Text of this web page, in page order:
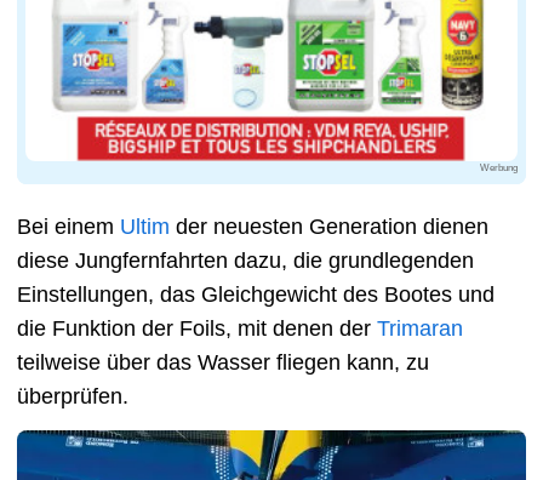
Werbung
Bei einem Ultim der neuesten Generation dienen
diese Jungfernfahrten dazu, die grundlegenden
Einstellungen, das Gleichgewicht des Bootes und
die Funktion der Foils, mit denen der Trimaran
teilweise über das Wasser fliegen kann, zu
überprüfen.